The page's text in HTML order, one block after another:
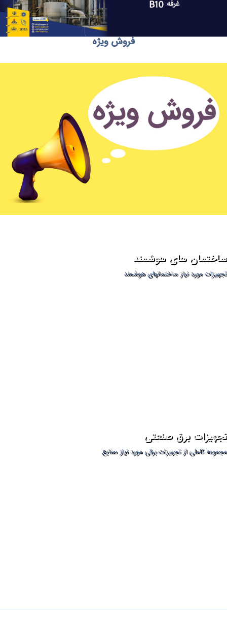
فروش ویژه
ساختمان های هوشمند
تجهیزات مورد نیاز ساختمانهای هوشمند
تجهیزات برق صنعتی
مجموعه کاملی از تجهیزات برقی مورد نیاز صنایع